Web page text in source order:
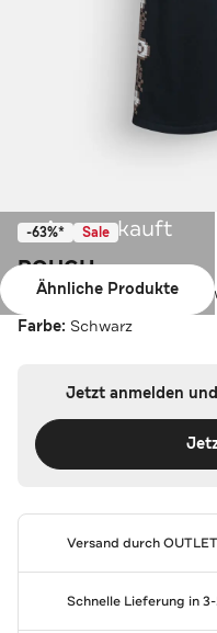
Ausverkauft
Ähnliche Produkte
-63%* Sale
ROUGH.
Sweatpants 'Crochet '
Farbe: Schwarz
Jetzt anmelden
Versand durch
Schnelle Lieferung in